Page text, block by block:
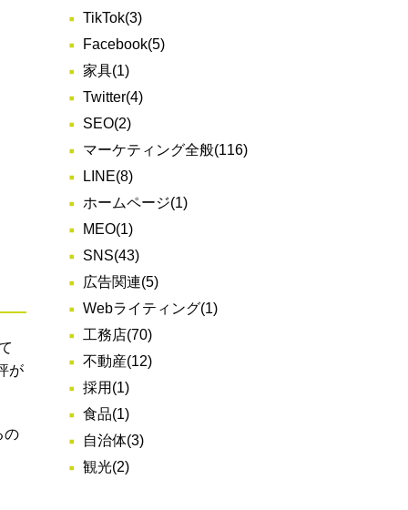
が
の
TikTok(3)
Facebook(5)
家具(1)
Twitter(4)
SEO(2)
マーケティング全般(116)
LINE(8)
ホームページ(1)
MEO(1)
SNS(43)
広告関連(5)
Webライティング(1)
工務店(70)
不動産(12)
採用 (1)
食品(1)
自治体(3)
観光(2)